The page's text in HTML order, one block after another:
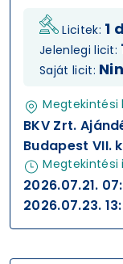
Licitek: 1
Jelenlegi licit:
Saját licit:
Megtekintési
BKV Zrt.
Budapest VII.
Megtekintési
2026.07.21.
2026.07.23.